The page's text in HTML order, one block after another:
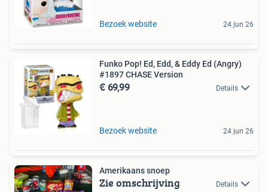
Bezoek website 24 jun 26
Funko Pop! Ed, Edd, & Eddy Ed (Angry)
#1897 CHASE Version
€ 69,99 Details
Bezoek website 24 jun 26
Amerikaans snoep
Zie omschrijving Details